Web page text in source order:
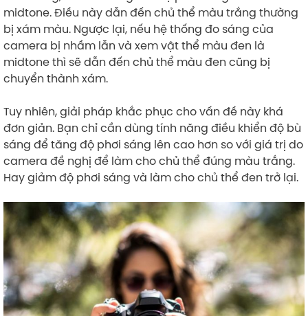
midtone. Điều này dẫn đến chủ thể màu trắng thường
bị xám màu. Ngược lại, nếu hệ thống đo sáng của
camera bị nhầm lẫn và xem vật thể màu đen là
midtone thì sẽ dẫn đến chủ thể màu đen cũng bị
chuyển thành xám.
Tuy nhiên, giải pháp khắc phục cho vấn đề này khá
đơn giản. Bạn chỉ cần dùng tính năng điều khiển độ bù
sáng để tăng độ phơi sáng lên cao hơn so với giá trị do
camera đề nghị để làm cho chủ thể đúng màu trắng.
Hay giảm độ phơi sáng và làm cho chủ thể đen trở lại.